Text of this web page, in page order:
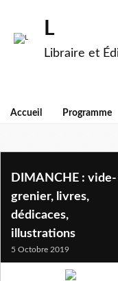
L
Libraire et
Accueil Programme
vide-grenier
DIMANCHE : vide-
grenier, livres,
dédicaces,
illustrations
5 Octobre 2019